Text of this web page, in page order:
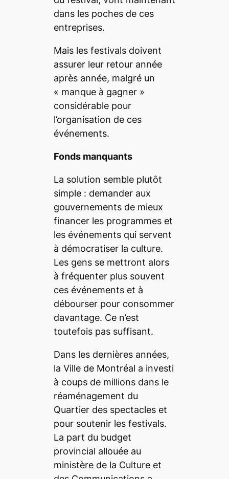
dans les poches de ces
entreprises.
Mais les festivals doivent
assurer leur retour année
après année, malgré un
« manque à gagner»
considérable pour
l’organisation de ces
événements.
Fonds manquants
La solution semble plutôt
simple : demander aux
gouvernements de mieux
financer les programmes et
les événements qui servent
à démocratiser la culture.
Les gens se mettront alors
à fréquenter plus souvent
ces événements et à
débourser pour consommer
davantage. Ce n’est
toutefois pas suffisant.
Dans les dernières années,
la Ville de Montréal a investi
à coups de millions dans le
réaménagement du
Quartier des spectacles et
pour soutenir les festivals.
La part du budget
provincial allouée au
ministère de la Culture et